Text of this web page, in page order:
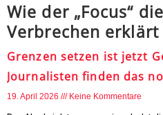
Wie der „Focus“
Verbrechen erklärt
Grenzen setzen ist jetzt
Journalisten finden das
19. April 2026 Keine Kommentare